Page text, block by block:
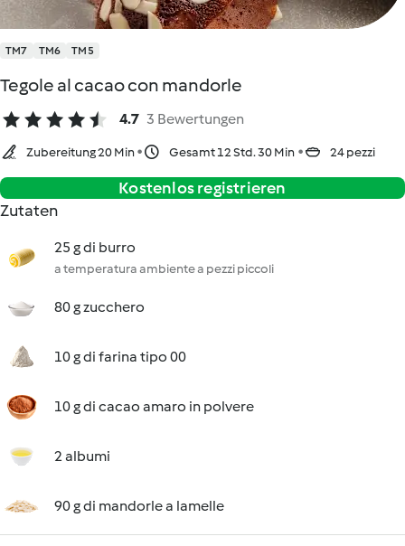
TM7 TM6 TM5
Tegole al cacao con mandorle
4.7 3 Bewertungen
Zubereitung 20 Min Gesamt 12 Std. 30 Min 24 pezzi
Kostenlos registrieren
Zutaten
25 g di burro
a temperatura ambiente a pezzi piccoli
80 g zucchero
10 g di farina tipo 00
10 g di cacao amaro in polvere
2 albumi
90 g di mandorle a lamelle